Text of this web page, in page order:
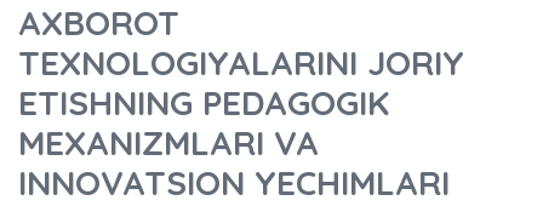
AXBOROT
TEXNOLOGIYALARINI JORIY
ETISHNING PEDAGOGIK
MEXANIZMLARI VA
INNOVATSION YECHIMLARI